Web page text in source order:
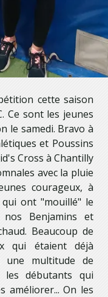
cette saison
Ce sont les jeunes
le samedi. Bravo à
et Poussins
Cross à Chantilly
avec la pluie
courageux, à
ont "mouillé" le
Benjamins et
Beaucoup de
qui étaient déjà
une multitude de
les débutants qui
améliorer... On les